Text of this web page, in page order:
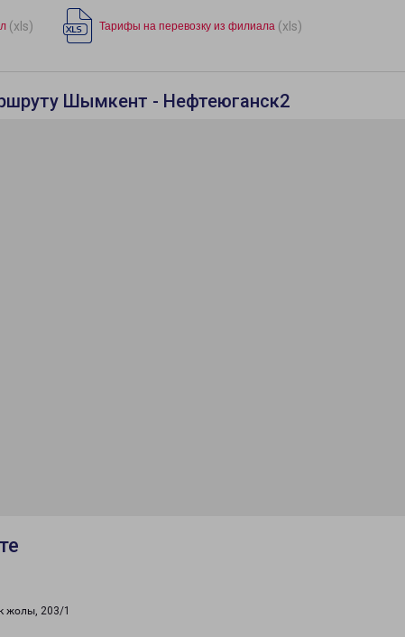
(xls) Тарифы на перевозку из филиала (xls)
Шымкент - Нефтеюганск2
жолы, 203/1